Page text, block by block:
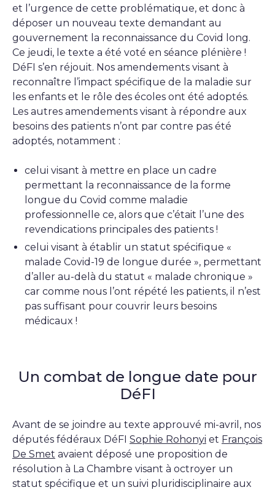
et l’urgence de cette problématique, et donc à
déposer un nouveau texte demandant au
gouvernement la reconnaissance du Covid long.
Ce jeudi, le texte a été voté en séance plénière !
DéFI s’en réjouit. Nos amendements visant à
reconnaître l’impact spécifique de la maladie sur
les enfants et le rôle des écoles ont été adoptés.
Les autres amendements visant à répondre aux
besoins des patients n’ont par contre pas été
adoptés, notamment :
celui visant à mettre en place un cadre
permettant la reconnaissance de la forme
longue du Covid comme maladie
professionnelle ce, alors que c’était l’une des
revendications principales des patients !
celui visant à établir un statut spécifique «
malade Covid-19 de longue durée », permettant
d’aller au-delà du statut « malade chronique »
car comme nous l’ont répété les patients, il n’est
pas suffisant pour couvrir leurs besoins
médicaux !
Un combat de longue date pour
DéFI
Avant de se joindre au texte approuvé mi-avril, nos
députés fédéraux DéFI Sophie Rohonyi et François
De Smet avaient déposé une proposition de
résolution à La Chambre visant à octroyer un
statut spécifique et un suivi pluridisciplinaire aux